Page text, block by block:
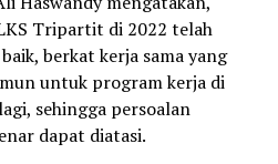
Tripartit di 2022 telah
berkat kerja sama yang
untuk program kerja di
sehingga persoalan
dapat diatasi.